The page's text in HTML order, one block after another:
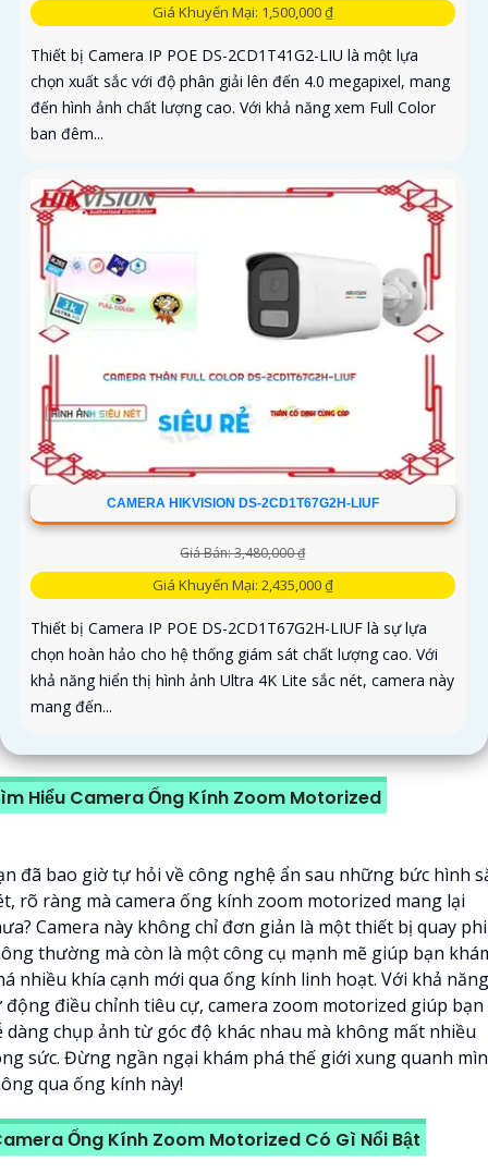
Giá Khuyến Mại: 1,500,000 ₫
Thiết bị Camera IP POE DS-2CD1T41G2-LIU là một lựa
chọn xuất sắc với độ phân giải lên đến 4.0 megapixel, mang
đến hình ảnh chất lượng cao. Với khả năng xem Full Color
ban đêm...
CAMERA HIKVISION DS-2CD1T67G2H-LIUF
Giá Bán: 3,480,000 ₫
Giá Khuyến Mại: 2,435,000 ₫
Thiết bị Camera IP POE DS-2CD1T67G2H-LIUF là sự lựa
chọn hoàn hảo cho hệ thống giám sát chất lượng cao. Với
khả năng hiển thị hình ảnh Ultra 4K Lite sắc nét, camera này
mang đến...
Hiểu Camera Ống Kính Zoom Motorized
đã bao giờ tự hỏi về công nghệ ẩn sau những bức hình
rõ ràng mà camera ống kính zoom motorized mang lại
Camera này không chỉ đơn giản là một thiết bị quay
thường mà còn là một công cụ mạnh mẽ giúp bạn
nhiều khía cạnh mới qua ống kính linh hoạt. Với khả năng
động điều chỉnh tiêu cự, camera zoom motorized giúp bạn
dàng chụp ảnh từ góc độ khác nhau mà không mất nhiều
sức. Đừng ngần ngại khám phá thế giới xung quanh
qua ống kính này!
Ống Kính Zoom Motorized Có Gì Nổi Bật